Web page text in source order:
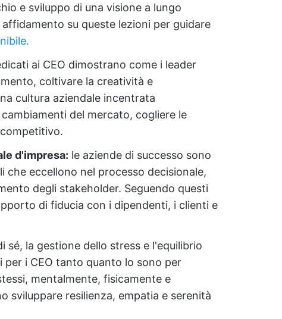
e sviluppo di una visione a lungo
su queste lezioni per guidare
ai CEO dimostrano come i leader
coltivare la creatività e
cultura aziendale incentrata
del mercato, cogliere le
d'impresa: le aziende di successo sono
che eccellono nel processo decisionale,
degli stakeholder. Seguendo questi
di fiducia con i dipendenti, i clienti e
sé, la gestione dello stress e l'equilibrio
i CEO tanto quanto lo sono per
mentalmente, fisicamente e
sviluppare resilienza, empatia e serenità